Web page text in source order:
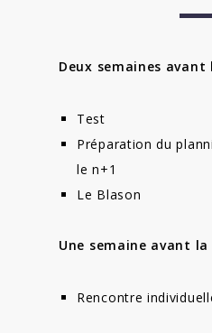
Deux semaines
Test
Préparation du
le n+1
Le Blason
Une semaine avant
Rencontre